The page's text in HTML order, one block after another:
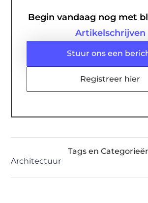
Begin vandaag nog met
Artikelschrijven
Stuur ons een
Registreer hier
Tags en
Architectuur